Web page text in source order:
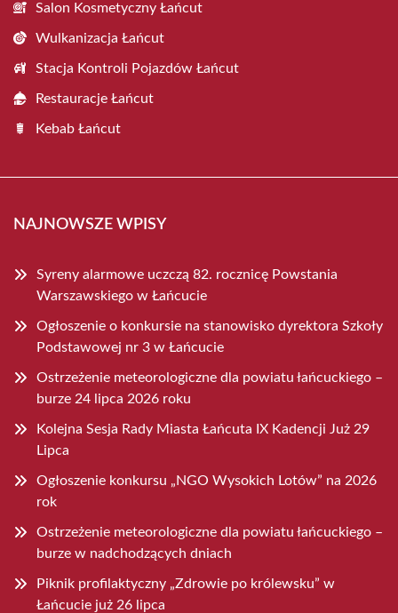
Salon Kosmetyczny Łańcut
Wulkanizacja Łańcut
Stacja Kontroli Pojazdów Łańcut
Restauracje Łańcut
Kebab Łańcut
NAJNOWSZE WPISY
Syreny alarmowe uczczą 82. rocznicę Powstania
Warszawskiego w Łańcucie
Ogłoszenie o konkursie na stanowisko dyrektora Szkoły
Podstawowej nr 3 w Łańcucie
Ostrzeżenie meteorologiczne dla powiatu łańcuckiego –
burze 24 lipca 2026 roku
Kolejna Sesja Rady Miasta Łańcuta IX Kadencji Już 29
Lipca
Ogłoszenie konkursu „NGO Wysokich Lotów” na 2026
rok
Ostrzeżenie meteorologiczne dla powiatu łańcuckiego –
burze w nadchodzących dniach
Piknik profilaktyczny „Zdrowie po królewsku” w
Łańcucie już 26 lipca